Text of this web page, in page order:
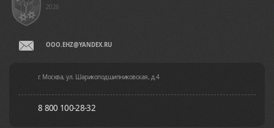
2026
OOO.EHZ@YANDEX.RU
г. Москва, ул. Шарикоподшипниковская, д.4
8 800 100-28-32